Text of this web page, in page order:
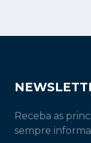
Receba as
sempre